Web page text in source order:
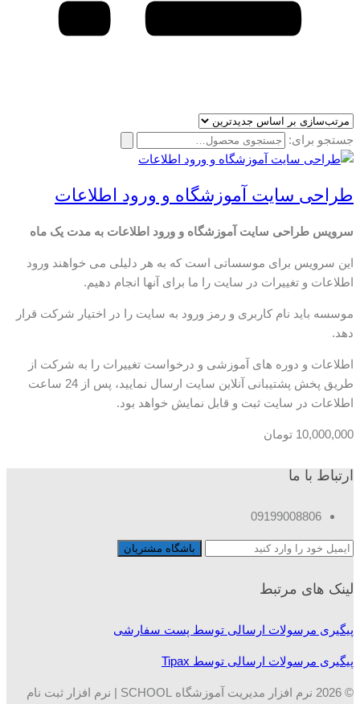
جستجو برای:
طراحی سایت آموزشگاه و ورود اطلاعات
سرویس طراحی سایت آموزشگاه و ورود اطلاعات به مدت یک ماه
این سرویس برای موسساتی است که به هر دلیلی می خواهند ورود
اطلاعات و تغییرات در سایت را ما برای آنها انجام دهیم.
موسسه باید نام کاربری و رمز ورود به سایت را در اختیار شرکت قرار
دهد.
اطلاعات و دوره های آموزشی و درخواست تغییرات را به شرکت از
طریق پخش پشتیبانی آنلاین سایت ارسال نمایید، پس از 24 ساعت
اطلاعات در سایت ثبت و قابل نمایش خواهد بود.
10,000,000 تومان
ارتباط با ما
09199008806
لینک های مرتبط
پیگیری مرسولات ارسالی توسط پست سفارشی
پیگیری مرسولات ارسالی توسط Tipax
© 2026 نرم افزار مدیریت آموزشگاه SCHOOL | نرم افزار ثبت نام